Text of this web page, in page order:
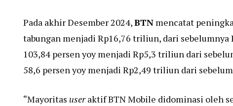
Pada akhir Desember 2024,BTN mencatat
tabungan menjadi Rp16,76 triliun, dari
103,84 persen yoy menjadi Rp5,3 triliun dari
58,6 persen yoy menjadi Rp2,49 triliun dari
“Mayoritas useraktif BTN Mobile didominasi oleh